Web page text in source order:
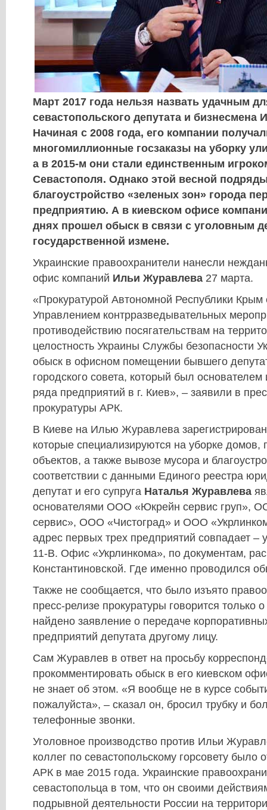
Март 2017 года нельзя назвать удачным
севастопольского депутата и бизнесмена
Начиная с 2008 года, его компании
многомиллионные госзаказы на уборку
а в 2015-м они стали единственным
Севастополя. Однако этой весной
благоустройство «зеленых зон» города
предприятию. А в киевском офисе
днях прошел обыск в связи с уголовным
государственной измене.
Украинские правоохранители нанесли
офис компаний Ильи Журавлева 27 марта.
«Прокуратурой Автономной Республики Крым
Управлением контрразведывательных
противодействию посягательствам на
целостность Украины Службы безопасности
обыск в офисном помещении бывшего
городского совета, который был
ряда предприятий в г. Киев», – заявили в
прокуратуры АРК.
В Киеве на Илью Журавлева
которые специализируются на уборке
объектов, а также вывозе мусора и
соответствии с данными Единого реестра
депутат и его супруга Наталья Журавлева
основателями ООО «Юкрейн сервис груп»,
сервис», ООО «Чистоград» и ООО
адрес первых трех предприятий совпадает –
11-В. Офис «Укрлинкома», по документам,
Константиновской. Где именно проводился
Также не сообщается, что было изъято
пресс-релизе прокуратуры говорится только
найдено заявление о передаче
предприятий депутата другому лицу.
Сам Журавлев в ответ на просьбу
прокомментировать обыск в его киевском
не знает об этом. «Я вообще не в курсе
пожалуйста», – сказал он, бросил трубку и
телефонные звонки.
Уголовное производство против Ильи
коллег по севастопольскому горсовету было
АРК в мае 2015 года. Украинские
севастопольца в том, что он своими
подрывной деятельности России на